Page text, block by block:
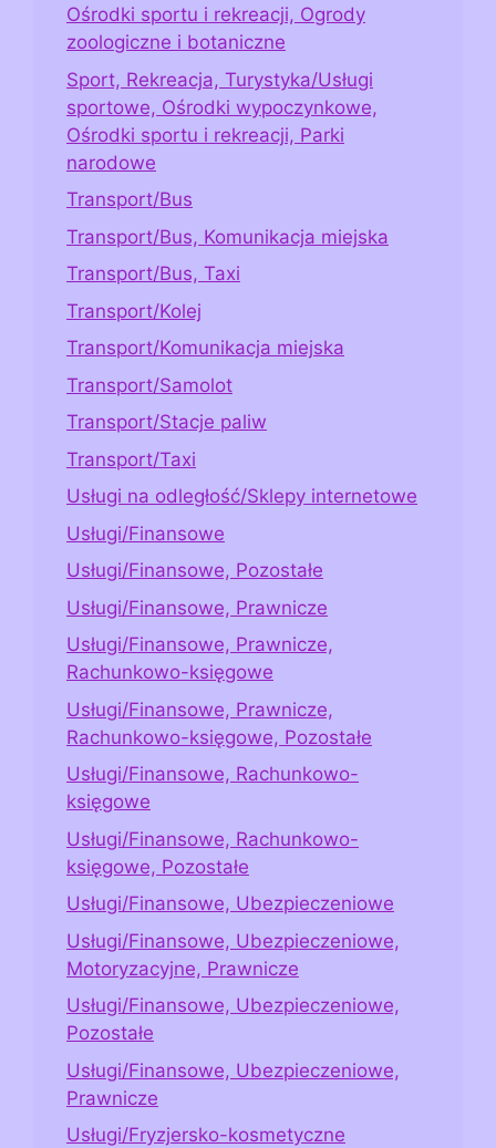
Ośrodki sportu i rekreacji, Ogrody
zoologiczne i botaniczne
Sport, Rekreacja, Turystyka/Usługi
sportowe, Ośrodki wypoczynkowe,
Ośrodki sportu i rekreacji, Parki
narodowe
Transport/Bus
Transport/Bus, Komunikacja miejska
Transport/Bus, Taxi
Transport/Kolej
Transport/Komunikacja miejska
Transport/Samolot
Transport/Stacje paliw
Transport/Taxi
Usługi na odległość/Sklepy internetowe
Usługi/Finansowe
Usługi/Finansowe, Pozostałe
Usługi/Finansowe, Prawnicze
Usługi/Finansowe, Prawnicze,
Rachunkowo-księgowe
Usługi/Finansowe, Prawnicze,
Rachunkowo-księgowe, Pozostałe
Usługi/Finansowe, Rachunkowo-
księgowe
Usługi/Finansowe, Rachunkowo-
księgowe, Pozostałe
Usługi/Finansowe, Ubezpieczeniowe
Usługi/Finansowe, Ubezpieczeniowe,
Motoryzacyjne, Prawnicze
Usługi/Finansowe, Ubezpieczeniowe,
Pozostałe
Usługi/Finansowe, Ubezpieczeniowe,
Prawnicze
Usługi/Fryzjersko-kosmetyczne